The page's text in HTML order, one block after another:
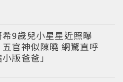
希9歲兒小星星近照曝
五官神似陳曉 網驚直呼
小版爸爸」